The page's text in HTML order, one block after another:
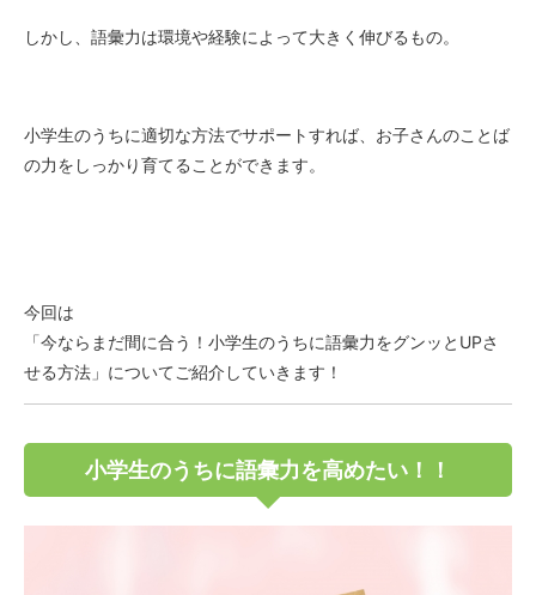
しかし、語彙力は環境や経験によって大きく伸びるもの。
小学生のうちに適切な方法でサポートすれば、お子さんのことば
の力をしっかり育てることができます。
今回は
「今ならまだ間に合う！小学生のうちに語彙力をグンッとUPさ
せる方法」についてご紹介していきます！
小学生のうちに語彙力を高めたい！！